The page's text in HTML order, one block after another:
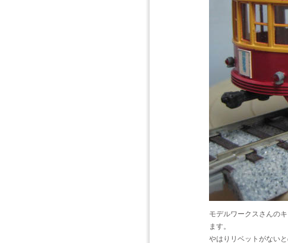
モデルワークスさんの
ます。
やはりリベットがない